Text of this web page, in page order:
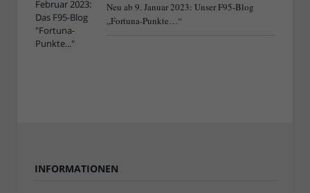
Neu ab 9. Januar 2023: Unser F95-Blog
„Fortuna-Punkte…“
INFORMATIONEN